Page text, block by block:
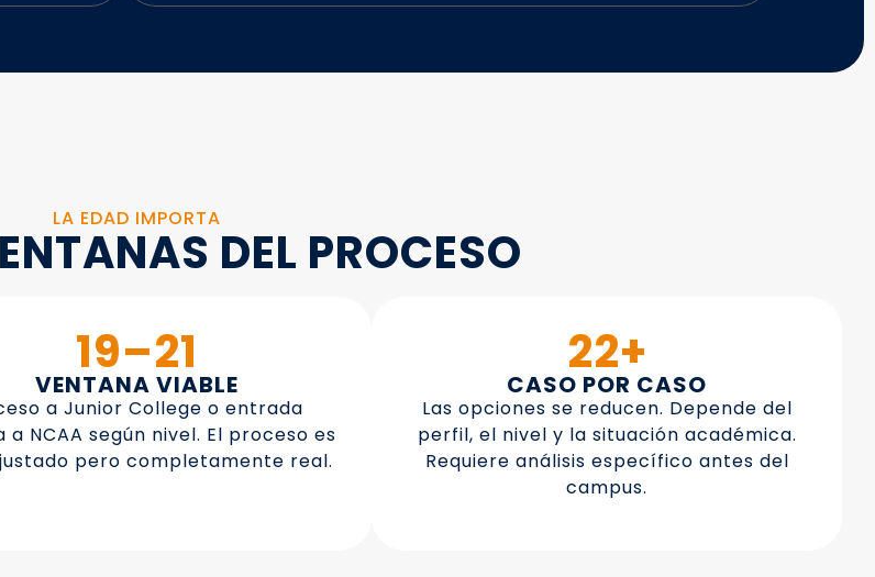
LA EDAD IMPORTA
DEL PROCESO
19–21
VENTANA VIABLE
a Junior College o entrada
NCAA según nivel. El proceso es
pero completamente real.
22+
CASO POR CASO
Las opciones se reducen. Depende del
perfil, el nivel y la situación académica.
Requiere análisis específico antes del
campus.